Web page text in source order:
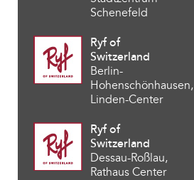
Schenefeld
Ryf of
Switzerland
Berlin-
Hohenschönhausen,
Linden-Center
Ryf of
Switzerland
Dessau-Roßlau,
Rathaus Center